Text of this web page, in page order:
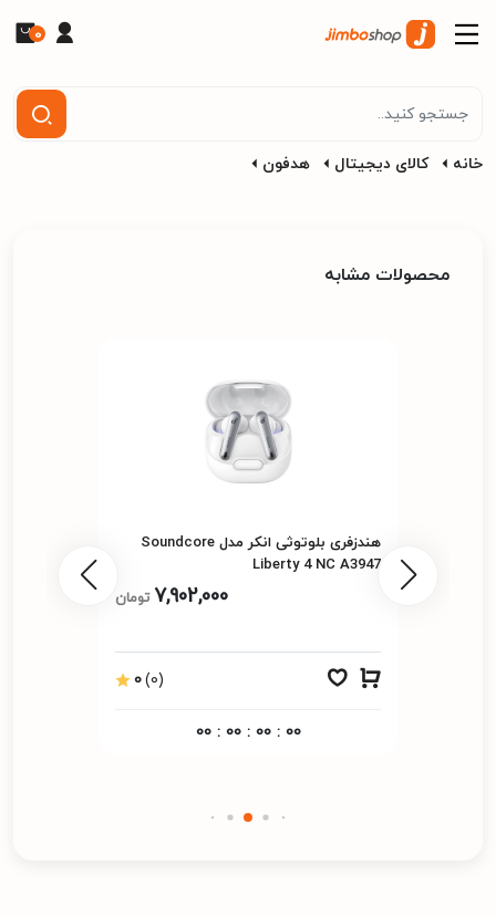
0
خانه کالای دیجیتال هدفون
محصولات مشابه
هندزفری بلوتوثی انکر مدل Soundcore
Liberty 4 NC A3947
7,902,000 تومان
0(0)
00 : 00 : 00 : 00